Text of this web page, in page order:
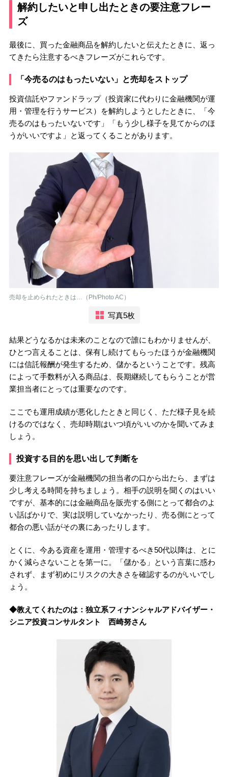
解約したいと申し出たときの要注意フレー
ズ
最後に、買った金融商品を解約したいと伝えたときに、返っ
てきたら注意するべきフレーズがこれらです。
「今売るのはもったいない」と売却をストップ
投資信託やファンドラップ（投資家に代わりに金融機関が運
用・管理を行うサービス）を解約しようとしたときに、「今
売るのはもったいないです」「もう少し様子を見てからのほ
うがいいですよ」と返ってくることがあります。
売却を止められたときは…（Ph/Photo AC）
写真5枚
結果どうなるかは未来のことなので誰にもわかりませんが、
ひとつ言えることは、保有し続けてもらったほうが金融機関
には信託報酬が発生するため、儲かるということです。残高
によって手数料が入る商品は、長期継続してもらうことが営
業担当者にとっては重要なのです。
ここでも運用成績が悪化したときと同じく、ただ様子見を続
けるのではなく、売却時期はいつ頃がいいのかを聞いてみま
しょう。
投資する目的を思い出して判断を
要注意フレーズが金融機関の担当者の口から出たら、まずは
少し考える時間を持ちましょう。相手の説明を聞くのはいい
ですが、基本的には金融商品を販売する側にとって都合のよ
い話ばかりで、実は説明していなかったり、売る側にとって
都合の悪い話がその裏にあったりします。
とくに、今ある資産を運用・管理するべき50代以降は、とに
かく減らさないことを第一に。「儲かる」という言葉に惑わ
されず、まず初めにリスクの大きさを確認するのがいいでし
ょう。
◆教えてくれたのは：独立系フィナンシャルアドバイザー・
シニア投資コンサルタント 西崎努さん